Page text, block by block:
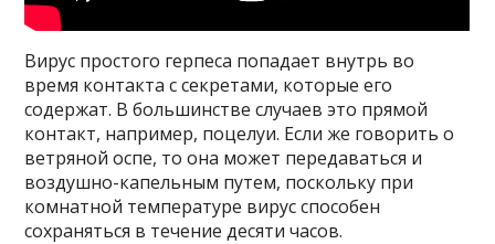
Вирус простого герпеса попадает внутрь во
время контакта с секретами, которые его
содержат. В большинстве случаев это прямой
контакт, например, поцелуи. Если же говорить о
ветряной оспе, то она может передаваться и
воздушно-капельным путем, поскольку при
комнатной температуре вирус способен
сохраняться в течение десяти часов.